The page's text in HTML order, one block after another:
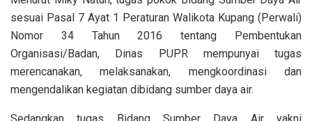
sesuai Pasal 7 Ayat 1 Peraturan Walikota Kupang (Perwali)
Nomor 34 Tahun 2016 tentang Pembentukan
Organisasi/Badan, Dinas PUPR mempunyai tugas
merencanakan, melaksanakan, mengkoordinasi dan
mengendalikan kegiatan dibidang sumber daya air.